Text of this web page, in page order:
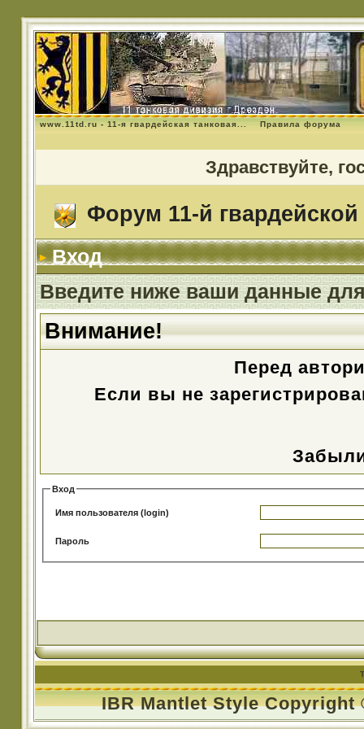
www.11td.ru - 11-я гвардейская танковая... Правила форума
Здравствуйте,
Форум 11-й гвардейской
Вход
Введите ниже ваши данные
Внимание!
Перед
Если вы не
Вход
Имя пользователя (login)
Пароль
IBR Mantlet Style Copyright